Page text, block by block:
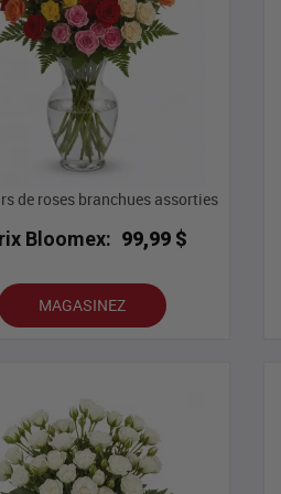
de roses branchues assorties
Bloomex: 99,99 $
MAGASINEZ